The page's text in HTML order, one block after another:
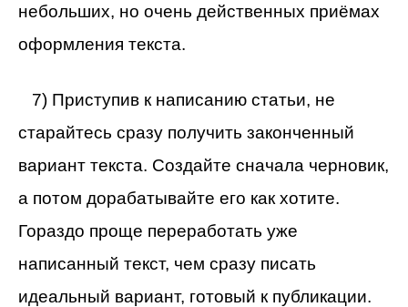
небольших, но очень действенных приёмах
оформления текста.
7) Приступив к написанию статьи, не
старайтесь сразу получить законченный
вариант текста. Создайте сначала черновик,
а потом дорабатывайте его как хотите.
Гораздо проще переработать уже
написанный текст, чем сразу писать
идеальный вариант, готовый к публикации.